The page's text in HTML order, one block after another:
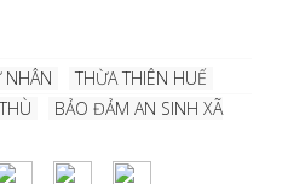
NHÂN
THỪA THIÊN HUẾ
BẢO ĐẢM AN SINH XÃ